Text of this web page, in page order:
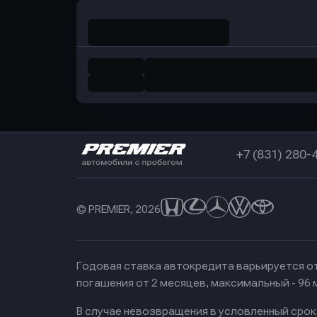
+7 (831) 280-
© PREMIER, 2026
Годовая ставка автокредита варьируется
погашения от 2 месяцев, максимальный - 96
В случае невозвращения в условленный